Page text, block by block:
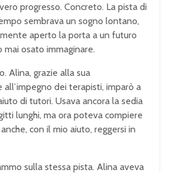
progresso. Concreto. La pista di
sembrava un sogno lontano,
aperto la porta a un futuro
mai osato immaginare.
Alina, grazie alla sua
dei terapisti, imparò a
di tutori. Usava ancora la sedia
lunghi, ma ora poteva compiere
con il mio aiuto, reggersi in
sulla stessa pista. Alina aveva